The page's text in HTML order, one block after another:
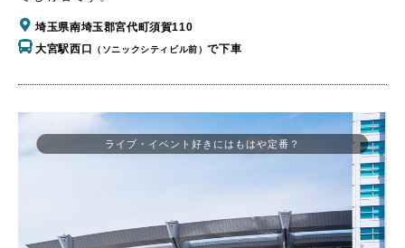
埼玉県南埼玉郡宮代町須賀110
大宮駅西口
（ソニックシティビル前）で下車
ライブ・イベント好きにはもはや定番？